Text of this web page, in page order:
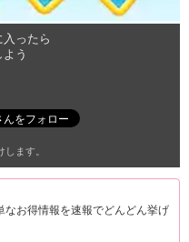
ったら
う
ます。
なお得情報を速報でどんどん挙げ